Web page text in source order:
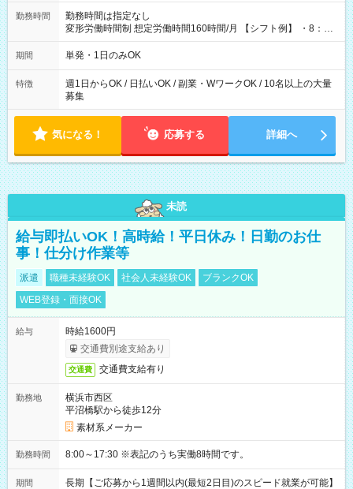
勤務時間
勤務時間は指定なし
変形労働時間制 想定労働時間160時間/月 【シフト例】 ・8：00
～21：00
期間 単発・1日のみOK
特徴
週1日からOK / 日払いOK / 副業・WワークOK / 10名以上の大量
募集
気になる！ 応募する 詳細へ
未読
給与即払いOK！高時給！平日休み！日勤のお仕
事！仕分け作業等
派遣 職種未経験OK 社会人未経験OK
ブランクOK
WEB登録・面接OK
給与
時給1600円
交通費別途支給あり
交通費 交通費支給有り
勤務地
横浜市西区
平沼橋駅から徒歩12分
素材系メーカー
勤務時間 8:00～17:30 ※表記のうち実働8時間です。
期間
長期【ご応募から1週間以内(最短2日目)のスピード就業が可能】